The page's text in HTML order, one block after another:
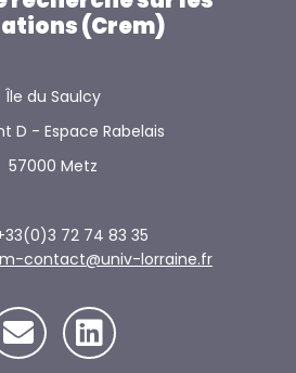
(Crem)
Île du Saulcy
D - Espace Rabelais
57000 Metz
72 74 83 35
contact@univ-lorraine.fr